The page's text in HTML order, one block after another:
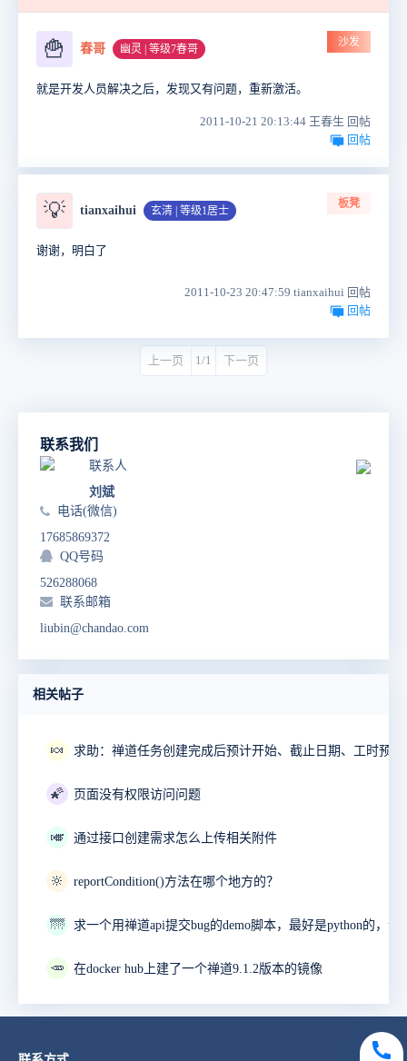
🍟 春哥 幽灵 | 等级7春哥
沙发
就是开发人员解决之后，发现又有问题，重新激活。
2011-10-21 20:13:44 王春生 回帖
回帖
💡 tianxaihui 玄清 | 等级1居士
板凳
谢谢，明白了
2011-10-23 20:47:59 tianxaihui 回帖
回帖
上一页 1/1 下一页
联系我们
联系人
刘斌
电话(微信)
17685869372
QQ号码
526288068
联系邮箱
liubin@chandao.com
相关帖子
🍬
🌠 页面没有权限访问问题
🎺 通过接口创建需求怎么上传相关附件
🔆 reportCondition()方法在哪个地方的？
🌁
🥕 在docker hub上建了一个禅道9.1.2版本的镜像